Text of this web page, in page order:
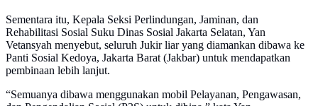
Sementara itu, Kepala Seksi Perlindungan, Jaminan, dan
Rehabilitasi Sosial Suku Dinas Sosial Jakarta Selatan, Yan
Vetansyah menyebut, seluruh Jukir liar yang diamankan dibawa ke
Panti Sosial Kedoya, Jakarta Barat (Jakbar) untuk mendapatkan
pembinaan lebih lanjut.
“Semuanya dibawa menggunakan mobil Pelayanan, Pengawasan,